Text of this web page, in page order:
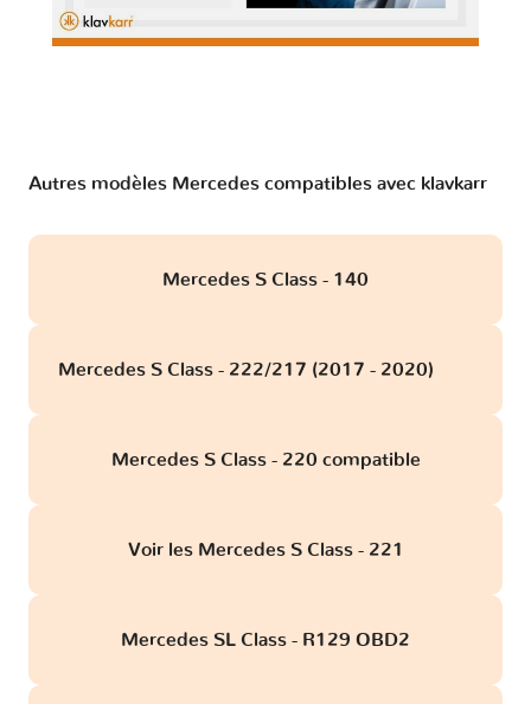
Autres modèles Mercedes compatibles avec klavkarr
Mercedes S Class - 140
Mercedes S Class - 222/217 (2017 - 2020)
Mercedes S Class - 220 compatible
Voir les Mercedes S Class - 221
Mercedes SL Class - R129 OBD2